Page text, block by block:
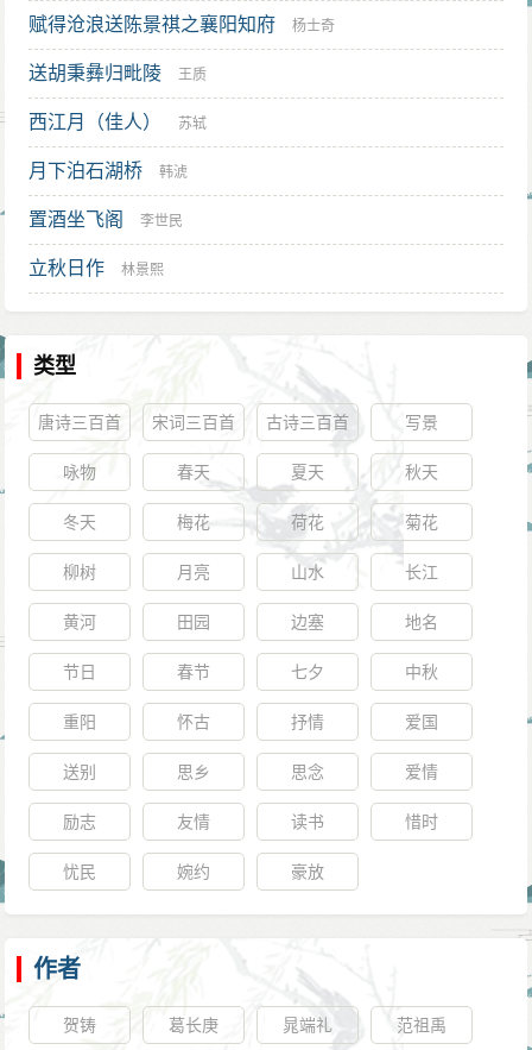
赋得沧浪送陈景祺之襄阳知府 杨士奇
送胡秉彝归毗陵 王质
西江月（佳人） 苏轼
月下泊石湖桥 韩淲
置酒坐飞阁 李世民
立秋日作 林景熙
类型
唐诗三百首 宋词三百首 古诗三百首 写景
咏物 春天 夏天 秋天
冬天 梅花 荷花 菊花
柳树 月亮 山水 长江
黄河 田园 边塞 地名
节日 春节 七夕 中秋
重阳 怀古 抒情 爱国
送别 思乡 思念 爱情
励志 友情 读书 惜时
忧民 婉约 豪放
作者
贺铸 葛长庚 晁端礼 范祖禹